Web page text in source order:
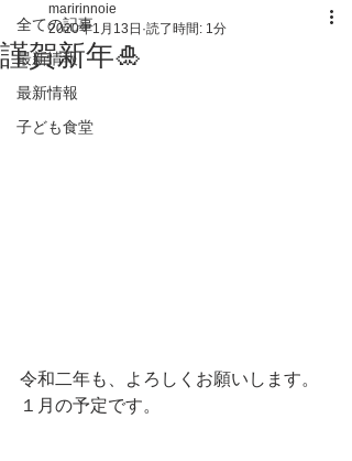
全ての記事
最新情報
最新情報
子ども食堂
謹賀新年🎍
maririnnoie
2020年1月13日 読了時間: 1分
令和二年も、よろしくお願いします。
１月の予定です。